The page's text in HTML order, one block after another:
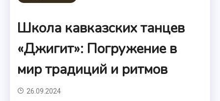
Школа кавказских танцев
«Джигит»: Погружение в
мир традиций и ритмов
26.09.2024